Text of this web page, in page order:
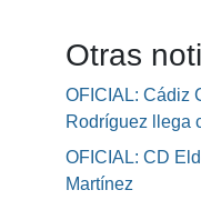
Otras
OFICIAL: Cádiz
Rodríguez llega
OFICIAL: CD
Martínez